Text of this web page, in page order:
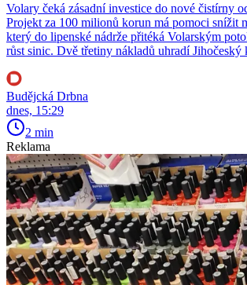
Volary čeká zásadní investice do nové čistírny
Projekt za 100 milionů korun má pomoci snížit
který do lipenské nádrže přitéká Volarským
růst sinic. Dvě třetiny nákladů uhradí Jihočeský
Budějcká Drbna
dnes, 15:29
2 min
Reklama